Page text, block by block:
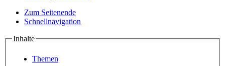
Zum Seitenende
Schnellnavigation
Inhalte
Themen